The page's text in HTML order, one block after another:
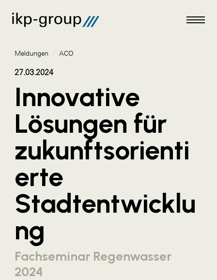
Meldungen
AKTUELLES
ACO
ALEX Krems
Amazon Web Services
Artweger
AustroCel Hallein
Blaguss
Bundesverband Sonnenschutztechnik
Cineplexx
Meldungen / ACO
27.03.2024
Innovative
Lösungen für
zukunftsorienti
erte
Stadtentwicklu
ng
Fachseminar Regenwasser
2024